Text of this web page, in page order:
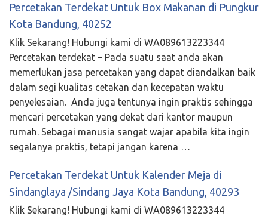
Percetakan Terdekat Untuk Box Makanan di Pungkur
Kota Bandung, 40252
Klik Sekarang! Hubungi kami di WA089613223344
Percetakan terdekat – Pada suatu saat anda akan
memerlukan jasa percetakan yang dapat diandalkan baik
dalam segi kualitas cetakan dan kecepatan waktu
penyelesaian. Anda juga tentunya ingin praktis sehingga
mencari percetakan yang dekat dari kantor maupun
rumah. Sebagai manusia sangat wajar apabila kita ingin
segalanya praktis, tetapi jangan karena …
Percetakan Terdekat Untuk Kalender Meja di
Sindanglaya /Sindang Jaya Kota Bandung, 40293
Klik Sekarang! Hubungi kami di WA089613223344